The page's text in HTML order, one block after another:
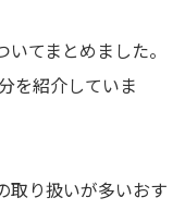
てまとめました。
を紹介していま
取り扱いが多いおす